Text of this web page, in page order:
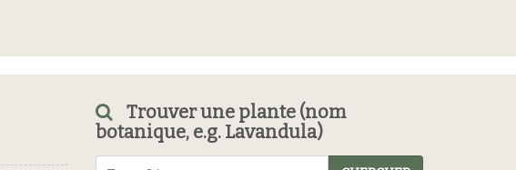
Trouver une plante (nom
botanique, e.g. Lavandula)